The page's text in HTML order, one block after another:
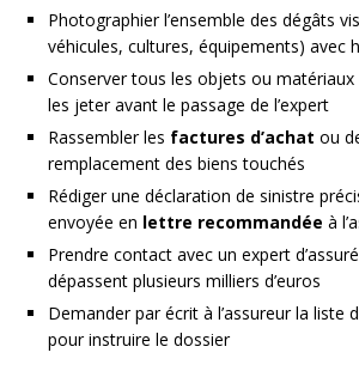
Photographier l’ensemble des dégâts
véhicules, cultures, équipements) avec
Conserver tous les objets ou
les jeter avant le passage de l’expert
Rassembler les factures d’achat ou
remplacement des biens touchés
Rédiger une déclaration de sinistre
envoyée en lettre recommandée à
Prendre contact avec un expert
dépassent plusieurs milliers d’euros
Demander par écrit à l’assureur la liste
pour instruire le dossier